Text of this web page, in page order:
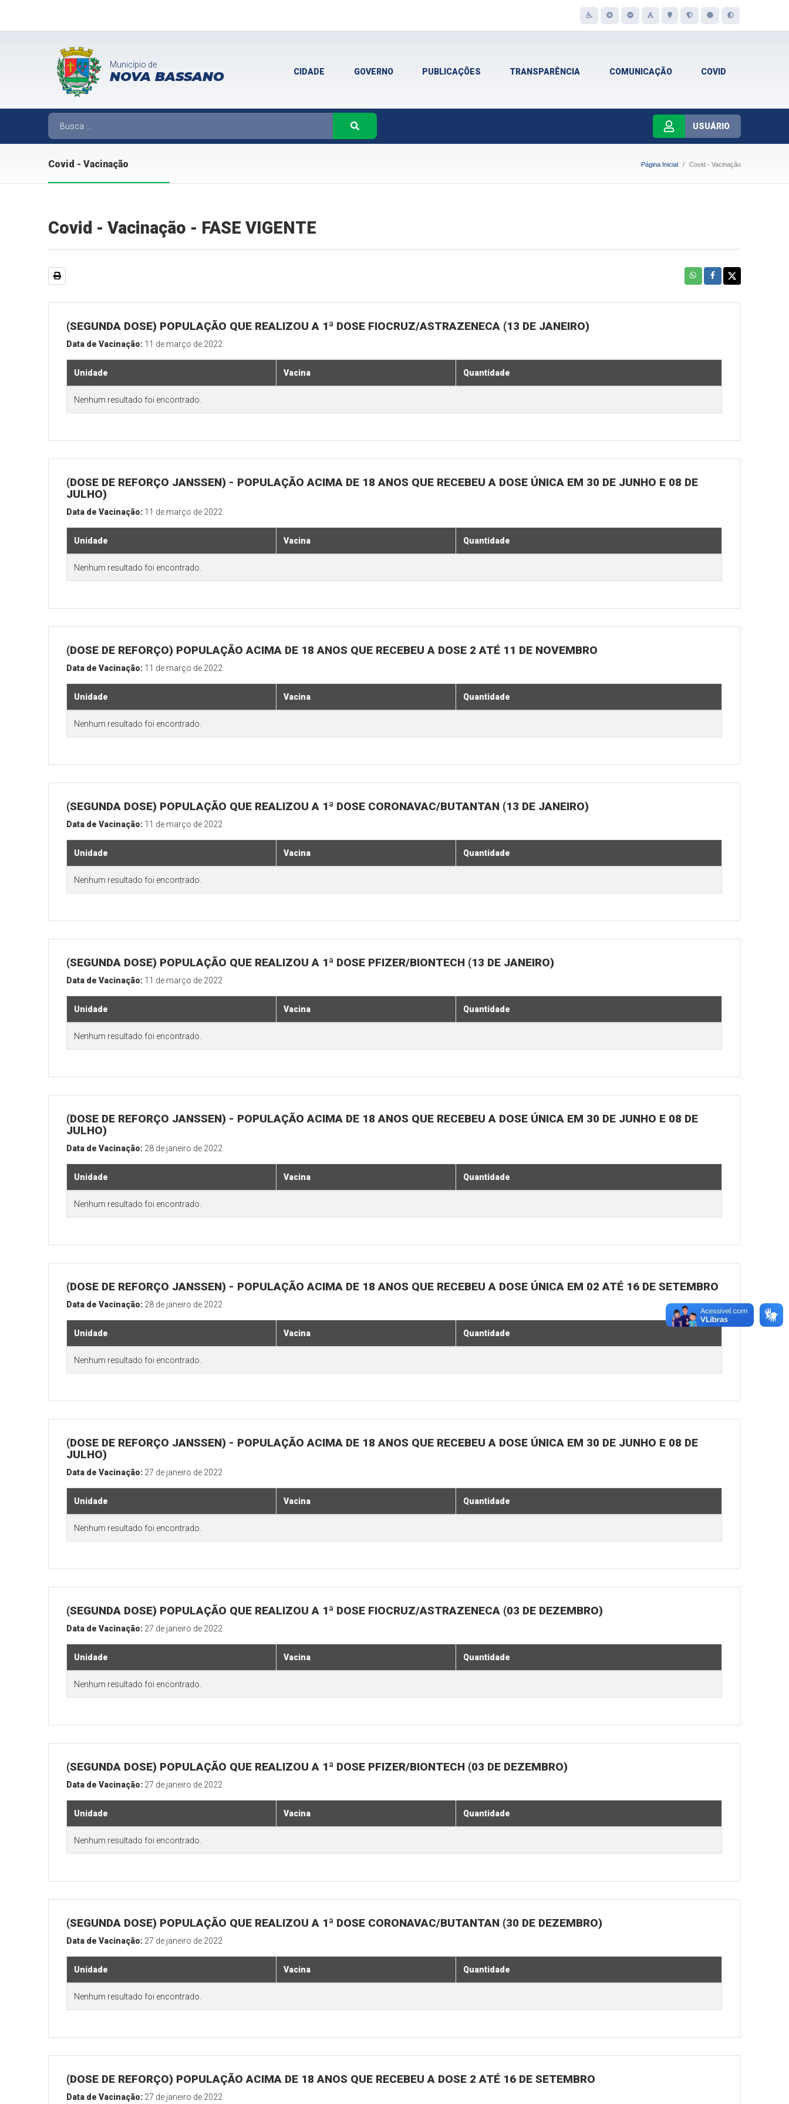
Município de
NOVA BASSANO CIDADE GOVERNO PUBLICAÇÕES TRANSPARÊNCIA COMUNICAÇÃO COVID
USUÁRIO
Covid - Vacinação Página Inicial Covid - Vacinação
Covid - Vacinação - FASE VIGENTE
(SEGUNDA DOSE) POPULAÇÃO QUE REALIZOU A 1ª DOSE FIOCRUZ/ASTRAZENECA (13 DE JANEIRO)
Data de Vacinação: 11 de março de 2022
Unidade Vacina Quantidade
Nenhum resultado foi encontrado.
(DOSE DE REFORÇO JANSSEN) - POPULAÇÃO ACIMA DE 18 ANOS QUE RECEBEU A DOSE ÚNICA EM 30 DE JUNHO E 08 DE
JULHO)
Data de Vacinação: 11 de março de 2022
Unidade Vacina Quantidade
Nenhum resultado foi encontrado.
(DOSE DE REFORÇO) POPULAÇÃO ACIMA DE 18 ANOS QUE RECEBEU A DOSE 2 ATÉ 11 DE NOVEMBRO
Data de Vacinação: 11 de março de 2022
Unidade Vacina Quantidade
Nenhum resultado foi encontrado.
(SEGUNDA DOSE) POPULAÇÃO QUE REALIZOU A 1ª DOSE CORONAVAC/BUTANTAN (13 DE JANEIRO)
Data de Vacinação: 11 de março de 2022
Unidade Vacina Quantidade
Nenhum resultado foi encontrado.
(SEGUNDA DOSE) POPULAÇÃO QUE REALIZOU A 1ª DOSE PFIZER/BIONTECH (13 DE JANEIRO)
Data de Vacinação: 11 de março de 2022
Unidade Vacina Quantidade
Nenhum resultado foi encontrado.
(DOSE DE REFORÇO JANSSEN) - POPULAÇÃO ACIMA DE 18 ANOS QUE RECEBEU A DOSE ÚNICA EM 30 DE JUNHO E 08 DE
JULHO)
Data de Vacinação: 28 de janeiro de 2022
Unidade Vacina Quantidade
Nenhum resultado foi encontrado.
(DOSE DE REFORÇO JANSSEN) - POPULAÇÃO ACIMA DE 18 ANOS QUE RECEBEU A DOSE ÚNICA EM 02 ATÉ 16 DE SETEMBRO
Data de Vacinação: 28 de janeiro de 2022
Unidade Vacina Quantidade
Nenhum resultado foi encontrado.
(DOSE DE REFORÇO JANSSEN) - POPULAÇÃO ACIMA DE 18 ANOS QUE RECEBEU A DOSE ÚNICA EM 30 DE JUNHO E 08 DE
JULHO)
Data de Vacinação: 27 de janeiro de 2022
Unidade Vacina Quantidade
Nenhum resultado foi encontrado.
(SEGUNDA DOSE) POPULAÇÃO QUE REALIZOU A 1ª DOSE FIOCRUZ/ASTRAZENECA (03 DE DEZEMBRO)
Data de Vacinação: 27 de janeiro de 2022
Unidade Vacina Quantidade
Nenhum resultado foi encontrado.
(SEGUNDA DOSE) POPULAÇÃO QUE REALIZOU A 1ª DOSE PFIZER/BIONTECH (03 DE DEZEMBRO)
Data de Vacinação: 27 de janeiro de 2022
Unidade Vacina Quantidade
Nenhum resultado foi encontrado.
(SEGUNDA DOSE) POPULAÇÃO QUE REALIZOU A 1ª DOSE CORONAVAC/BUTANTAN (30 DE DEZEMBRO)
Data de Vacinação: 27 de janeiro de 2022
Unidade Vacina Quantidade
Nenhum resultado foi encontrado.
(DOSE DE REFORÇO) POPULAÇÃO ACIMA DE 18 ANOS QUE RECEBEU A DOSE 2 ATÉ 16 DE SETEMBRO
Data de Vacinação: 27 de janeiro de 2022